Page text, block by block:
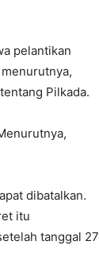
pelantikan
Pilkada.
dibatalkan.
itu
tanggal 27